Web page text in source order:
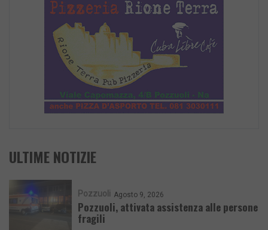
ULTIME NOTIZIE
Pozzuoli Agosto 9, 2026
Pozzuoli, attivata assistenza alle persone
fragili